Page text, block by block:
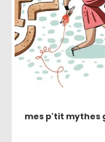
mes p'tit mythes